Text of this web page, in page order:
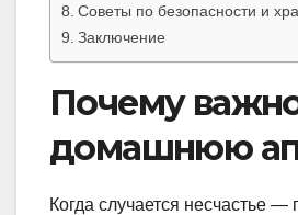
Советы по безопасности и
Заключение
Почему
домашнюю
Когда случается несчастье —